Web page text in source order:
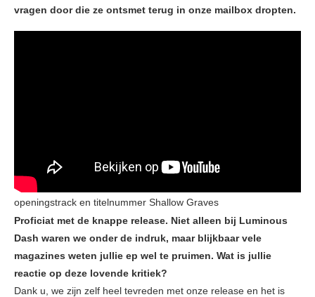
vragen door die ze ontsmet terug in onze mailbox dropten.
openingstrack en titelnummer Shallow Graves
Proficiat met de knappe release. Niet alleen bij Luminous
Dash waren we onder de indruk, maar blijkbaar vele
magazines weten jullie ep wel te pruimen. Wat is jullie
reactie op deze lovende kritiek?
Dank u, we zijn zelf heel tevreden met onze release en het is